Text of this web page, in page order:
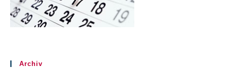
Archiv